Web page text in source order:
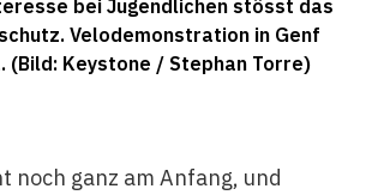
bei Jugendlichen stösst das
Velodemonstration in Genf
(Bild: Keystone / Stephan Torre)
noch ganz am Anfang, und